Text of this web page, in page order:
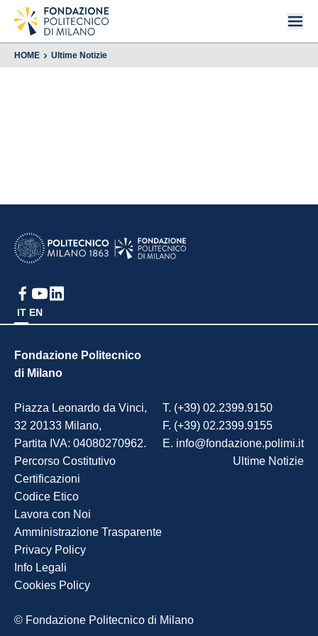
HOME Ultime Notizie
IT EN
Fondazione Politecnico
di Milano
Piazza Leonardo da Vinci,
32 20133 Milano,
Partita IVA: 04080270962.
T. (+39) 02.2399.9150
F. (+39) 02.2399.9155
E. info@fondazione.polimi.it
Percorso Costitutivo
Certificazioni
Codice Etico
Lavora con Noi
Amministrazione Trasparente
Ultime Notizie
Privacy Policy
Info Legali
Cookies Policy
© Fondazione Politecnico di Milano